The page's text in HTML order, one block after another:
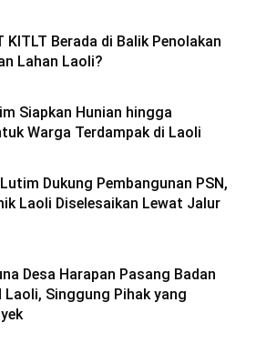
KITLT Berada di Balik Penolakan
Lahan Laoli?
Siapkan Hunian hingga
Warga Terdampak di Laoli
Dukung Pembangunan PSN,
Laoli Diselesaikan Lewat Jalur
Desa Harapan Pasang Badan
Laoli, Singgung Pihak yang